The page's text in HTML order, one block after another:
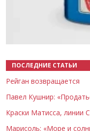
ПОСЛЕДНИЕ СТАТЬИ
Рейган возвращается
Павел Кушнир:
Краски Матисса, линии
Марисоль: «Море и